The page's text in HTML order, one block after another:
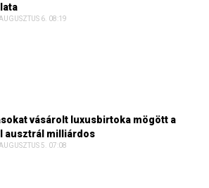
6. 08:19
vásárolt luxusbirtoka mögött a
ausztrál milliárdos
5. 07:08